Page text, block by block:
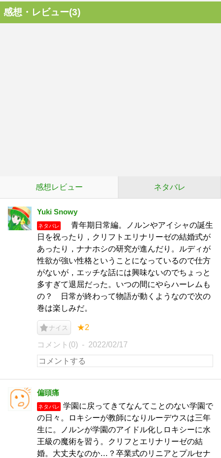
感想・レビュー(3)
感想レビュー ネタバレ
Yuki Snowy
ネタバレ
青年期日常編。ノルンやアイシャの誕生
日を祝ったり，クリフトエリナリーゼの結婚式が
あったり，ナナホシの研究が進んだり。ルディが
性欲が強い性格ということになっているので仕方
がないが，エッチな話には興味ないのでちょっと
多すぎて退屈だった。いつの間にやらハーレムも
の？ 日常が終わって物語が動くようなので次の
巻は楽しみだ。
ナイス ★2
コメント(0) 2022/02/17
偏頭痛
ネタバレ
学園に戻ってきてなんてことのない学園で
の日々。ロキシーが教師になりルーデウスは三年
生に。ノルンが学園のアイドル化しロキシーに水
王級の魔術を習う。クリフとエリナリーゼの結
婚。大丈夫なのか…？卒業式のリニアとプルセナ